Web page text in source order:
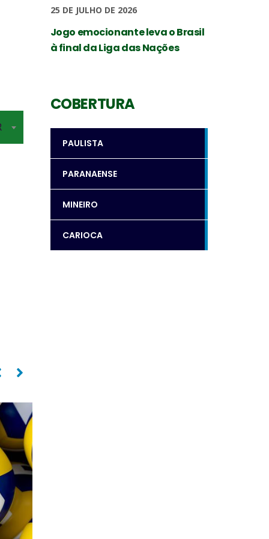
25 DE JULHO DE 2026
Jogo emocionante leva o Brasil
à final da Liga das Nações
COBERTURA
PAULISTA
PARANAENSE
MINEIRO
CARIOCA